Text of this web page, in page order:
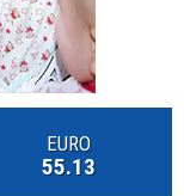
EURO
55.13